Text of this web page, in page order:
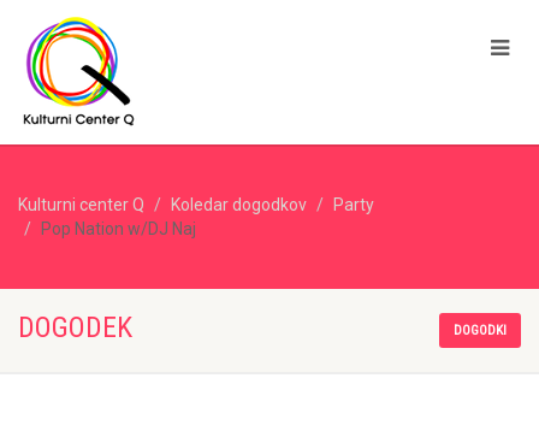
Kulturni center Q Koledar dogodkov
Party
Pop Nation w/DJ Naj
DOGODEK DOGODKI